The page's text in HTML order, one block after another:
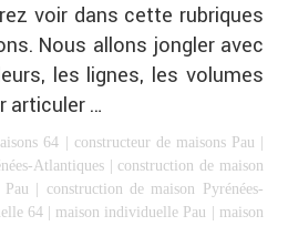
voir dans cette rubriques
Nous allons jongler avec
les lignes, les volumes
articuler …
64 constructeur de maisons Pau
Atlantiques
construction de maison
construction de maison Pyrénées-
64| maison individuelle Pau
maison